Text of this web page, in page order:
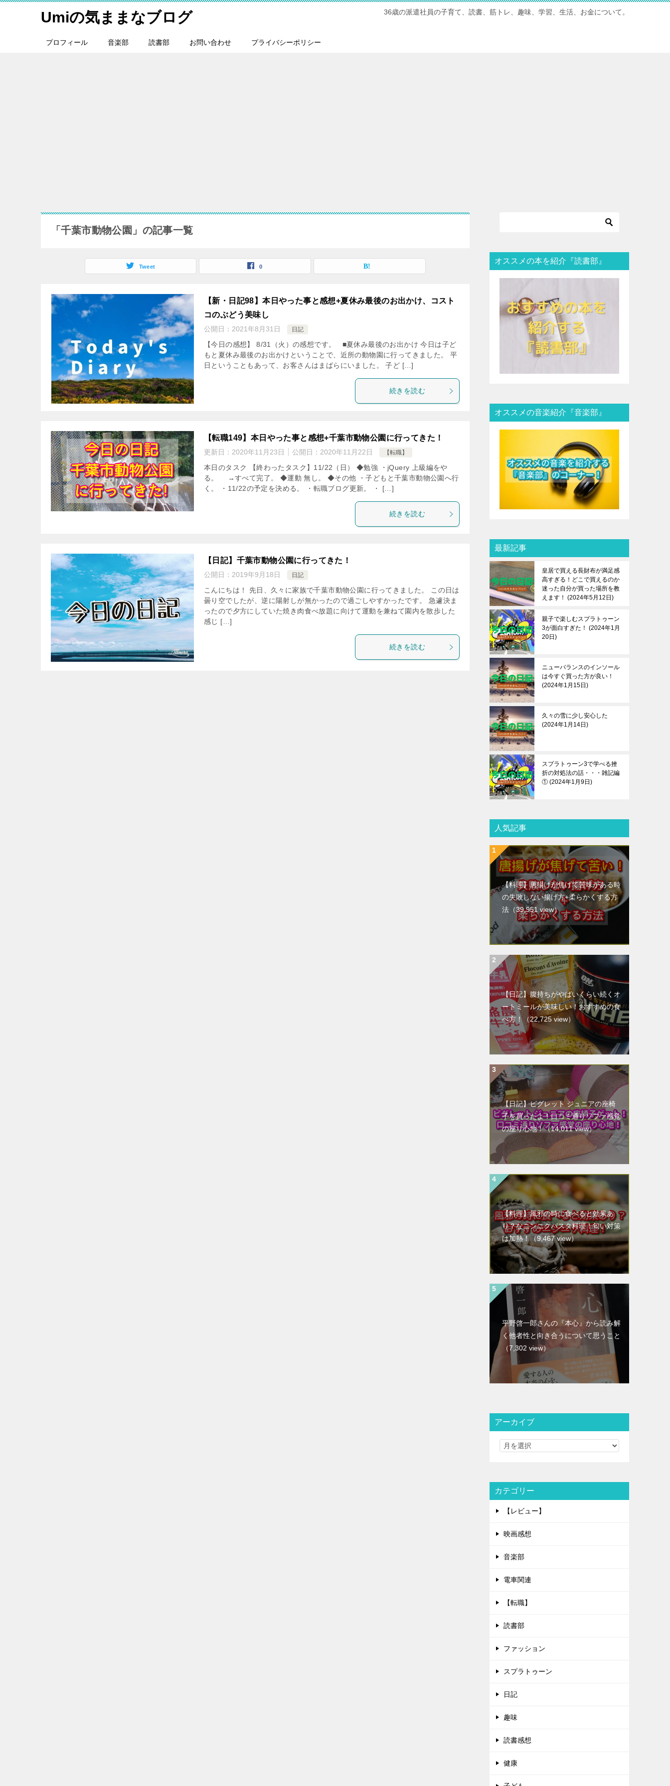
Umiの気ままなブログ 36歳の派遣社員の子育て、読書、筋トレ、趣味、学習、生活、お金について。
プロフィール 音楽部 読書部 お問い合わせ プライバシーポリシー
「千葉市動物公園」の記事一覧
Tweet 0
【新・日記98】本日やった事と感想+夏休み最後のお出かけ、コスト
コのぶどう美味し
公開日： 2021年8月31日 日記
【今日の感想】 8/31（火）の感想です。 ■夏休み最後のお出かけ 今日は子ど
もと夏休み最後のお出かけということで、近所の動物園に行ってきました。 平
日ということもあって、お客さんはまばらにいました。 子ど […]
続きを読む
【転職149】本日やった事と感想+千葉市動物公園に行ってきた！
更新日： 2020年11月23日 公開日： 2020年11月22日 【転職】
本日のタスク 【終わったタスク】11/22（日） ◆勉強 ・jQuery 上級編をや
る。 →すべて完了。 ◆運動 無し。 ◆その他 ・子どもと千葉市動物公園へ行
く。 ・11/22の予定を決める。 ・転職ブログ更新。 ・ […]
続きを読む
【日記】千葉市動物公園に行ってきた！
公開日： 2019年9月18日 日記
こんにちは！ 先日、久々に家族で千葉市動物公園に行ってきました。 この日は
曇り空でしたが、逆に陽射しが無かったので過ごしやすかったです。 急遽決ま
ったので夕方にしていた焼き肉食べ放題に向けて運動を兼ねて園内を散歩した
感じ […]
続きを読む
オススメの本を紹介『読書部』
オススメの音楽紹介『音楽部』
最新記事
皇居で買える長財布が満足感
高すぎる！どこで買えるのか
迷った自分が買った場所を教
えます！
2024年5月12日
親子で楽しむスプラトゥーン
3が面白すぎた！
2024年1月
20日
ニューバランスのインソール
は今すぐ買った方が良い！
2024年1月15日
久々の雪に少し安心した
2024年1月14日
スプラトゥーン3で学べる挫
折の対処法の話・・・雑記編
① 2024年1月9日
人気記事
【料理】唐揚げが焦げて苦味がある時
の失敗しない揚げ方+柔らかくする方
法 （39,951 view）
【日記】腹持ちがやばいくらい続くオ
ートミールが美味しい！おすすめの食
べ方！ （22,725 view）
【日記】ピグレット ジュニアの座椅
子を買ったよ！口コミ通りソファ感覚
の座り心地！（14,011 view）
【料理】風邪の時に食べると効果あ
り？なニンニクパスタ料理！匂い対策
は加熱！ （9,467 view）
平野啓一郎さんの『本心』から読み解
く他者性と向き合うについて思うこと
（7,302 view）
アーカイブ
カテゴリー
【レビュー】
映画感想
音楽部
電車関連
【転職】
読書部
ファッション
スプラトゥーン
日記
趣味
読書感想
健康